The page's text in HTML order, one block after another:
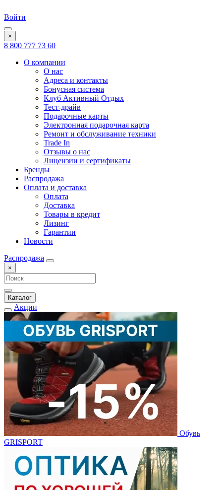
Войти
×
8 800 777 73 60
О компании
О нас
Адреса и контакты
Бонусная система
Клуб Активный Отдых
Тест-драйв
Подарочные карты
Электронная подарочная карта
Ремонт и обслуживание техники
Trade In
Отзывы о нас
Лицензии и сертификаты
Бренды
Распродажа
Оплата и доставка
Оплата
Доставка
Товары в кредит
Лизинг
Гарантии
Новости
Распродажа
×
Каталог
Акции
Обувь
GRISPORT